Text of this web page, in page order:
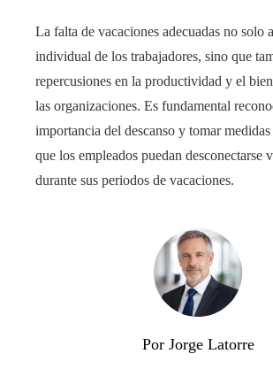
La falta de vacaciones adecuadas no solo
individual de los trabajadores, sino que
repercusiones en la productividad y el
las organizaciones. Es fundamental
importancia del descanso y tomar medidas
que los empleados puedan desconectarse
durante sus periodos de vacaciones.
Por Jorge Latorre